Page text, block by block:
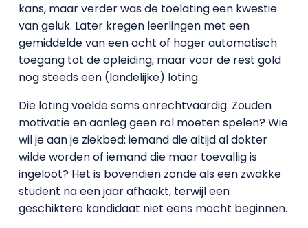
kans, maar verder was de toelating een kwestie
van geluk. Later kregen leerlingen met een
gemiddelde van een acht of hoger automatisch
toegang tot de opleiding, maar voor de rest gold
nog steeds een (landelijke) loting.
Die loting voelde soms onrechtvaardig. Zouden
motivatie en aanleg geen rol moeten spelen? Wie
wil je aan je ziekbed: iemand die altijd al dokter
wilde worden of iemand die maar toevallig is
ingeloot? Het is bovendien zonde als een zwakke
student na een jaar afhaakt, terwijl een
geschiktere kandidaat niet eens mocht beginnen.